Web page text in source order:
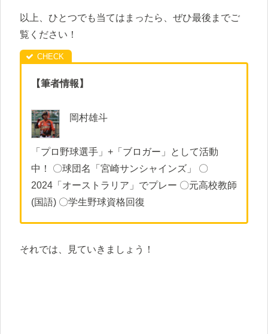
以上、ひとつでも当てはまったら、ぜひ最後までご
覧ください！
【筆者情報】
岡村雄斗
「プロ野球選手」+「ブロガー」として活動
中！ 〇球団名「宮崎サンシャインズ」 〇
2024「オーストラリア」でプレー 〇元高校教師
(国語) 〇学生野球資格回復
それでは、見ていきましょう！